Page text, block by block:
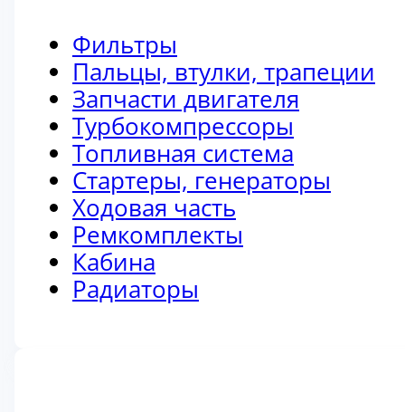
Фильтры
Пальцы, втулки, трапеции
Запчасти двигателя
Турбокомпрессоры
Топливная система
Стартеры, генераторы
Ходовая часть
Ремкомплекты
Кабина
Радиаторы